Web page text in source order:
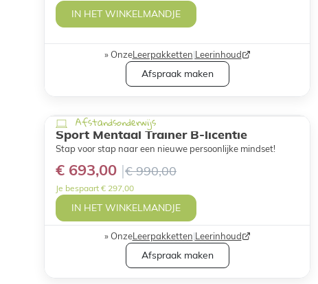
IN HET WINKELMANDJE
OnzeLeerpakketten|Leerinhoud
Afspraak maken
Afstandsonderwijs
Sport Mentaal Trainer B-licentie
Stap voor stap naar een nieuwe persoonlijke mindset!
€ 693,00 € 990,00
Je bespaart € 297,00
IN HET WINKELMANDJE
OnzeLeerpakketten|Leerinhoud
Afspraak maken